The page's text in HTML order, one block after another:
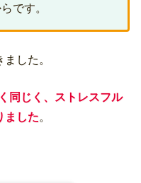
です。
した。
同じく、ストレスフル
ました。